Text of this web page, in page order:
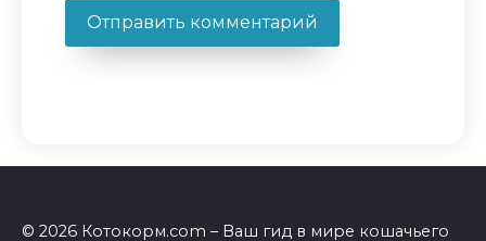
© 2026 Котокорм.com – Ваш гид в мире кошачьего